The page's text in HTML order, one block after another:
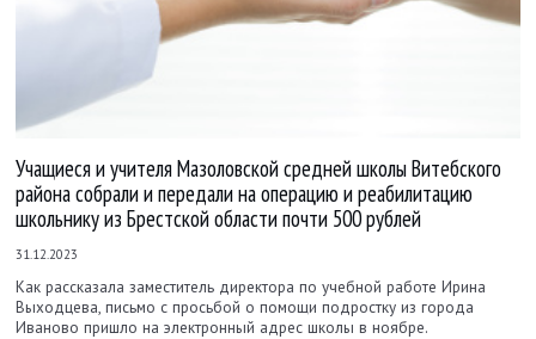
Учащиеся и учителя Мазоловской средней школы Витебского
района собрали и передали на операцию и реабилитацию
школьнику из Брестской области почти 500 рублей
31.12.2023
Как рассказала заместитель директора по учебной работе Ирина
Выходцева, письмо с просьбой о помощи подростку из города
Иваново пришло на электронный адрес школы в ноябре.